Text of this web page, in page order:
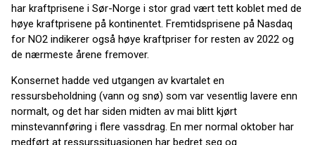
har kraftprisene i Sør-Norge i stor grad vært tett koblet med de
høye kraftprisene på kontinentet. Fremtidsprisene på Nasdaq
for NO2 indikerer også høye kraftpriser for resten av 2022 og
de nærmeste årene fremover.
Konsernet hadde ved utgangen av kvartalet en
ressursbeholdning (vann og snø) som var vesentlig lavere enn
normalt, og det har siden midten av mai blitt kjørt
minstevannføring i flere vassdrag. En mer normal oktober har
medført at ressurssituasjonen har bedret seg og